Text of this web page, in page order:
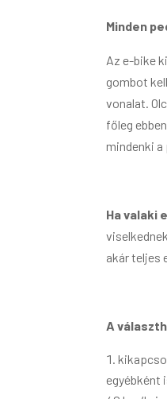
Minden
Az e-bike
gombot
vonalat.
főleg
mindenki a
Ha valaki
akár teljes
A
egyébként